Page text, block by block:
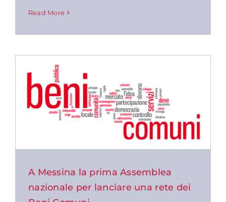
Read More
A Messina la prima Assemblea
nazionale per lanciare una rete dei